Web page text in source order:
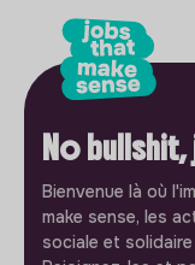
No
Bienvenue là où
make sense, les
sociale et